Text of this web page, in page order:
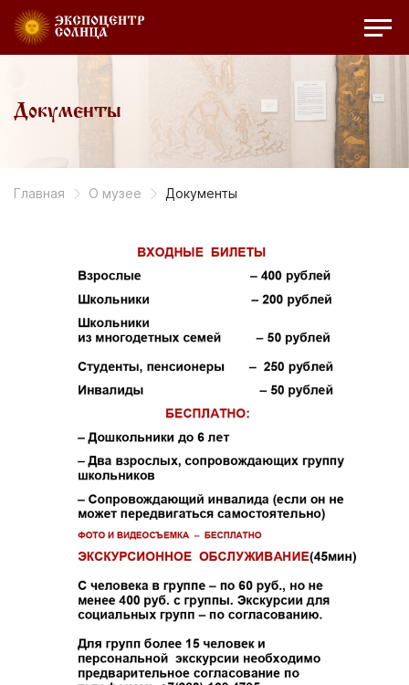
Документы
Главная О музее Документы